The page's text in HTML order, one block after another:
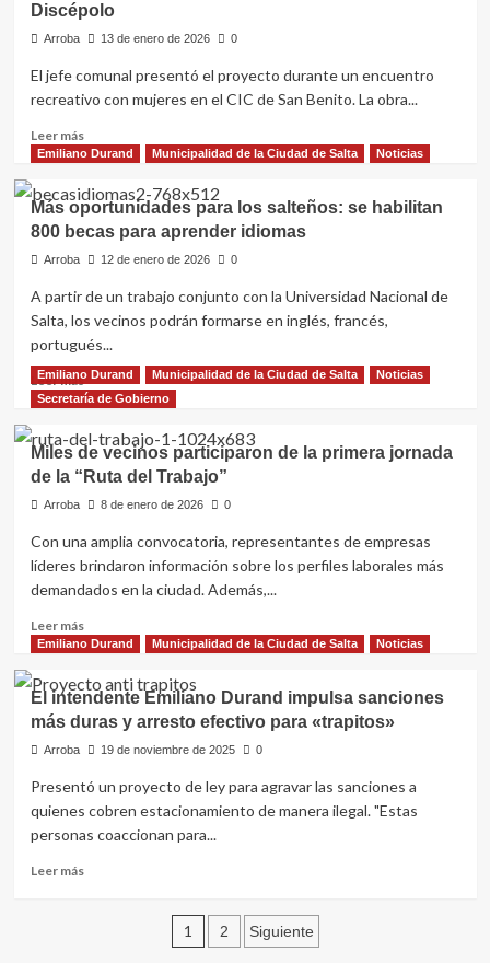
un
puente
hacia
las
laborales
Discépolo
Arroba 13 de enero de 2026 0
El jefe comunal presentó el proyecto durante un encuentro
recreativo con mujeres en el CIC de San Benito. La obra...
Leer másLeer
más
Junto
a
vecinas
de
sureste,
el
intendente
anunció
la
de
avenida
Discépolo
Emiliano Durand Municipalidad de la Ciudad de Salta Noticias
Más oportunidades para los salteños: se habilitan
800 becas para aprender idiomas
Arroba 12 de enero de 2026 0
A partir de un trabajo conjunto con la Universidad Nacional de
Salta, los vecinos podrán formarse en inglés, francés,
portugués...
Leer másLeer
más
Más
oportunidades
para
los
se
habilitan
800
para
aprender
Emiliano Durand Municipalidad de la Ciudad de Salta
Noticias
Secretaría de Gobierno
Miles de vecinos participaron de la primera jornada
de la “Ruta del Trabajo”
Arroba 8 de enero de 2026 0
Con una amplia convocatoria, representantes de empresas
líderes brindaron información sobre los perfiles laborales más
demandados en la ciudad. Además,...
Leer másLeer
más
Miles
de
vecinos
participaron
la
primera
jornada
la
Emiliano Durand Municipalidad de la Ciudad de Salta Noticias
El intendente Emiliano Durand impulsa sanciones
más duras y arresto efectivo para «trapitos»
Arroba 19 de noviembre de 2025 0
Presentó un proyecto de ley para agravar las sanciones a
quienes cobren estacionamiento de manera ilegal. "Estas
personas coaccionan para...
Leer másLeer
1 2 Siguiente